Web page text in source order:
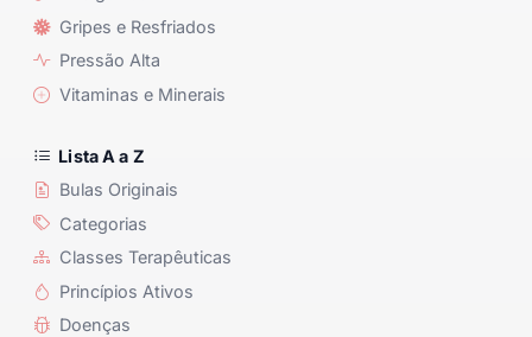
Gripes e Resfriados
Pressão Alta
Vitaminas e Minerais
Lista A a Z
Bulas Originais
Categorias
Classes Terapêuticas
Princípios Ativos
Doenças